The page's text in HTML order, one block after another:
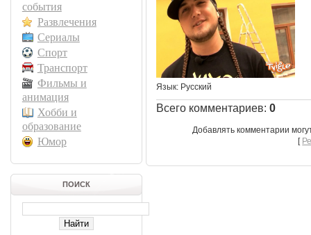
события
Развлечения
Сериалы
Спорт
Транспорт
Фильмы и
анимация
Хобби и
образование
Юмор
ПОИСК
Язык: Русский
Всего комментариев: 0
Добавлять комментарии
[